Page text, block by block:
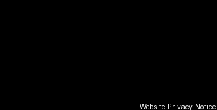
Website Privacy Notice